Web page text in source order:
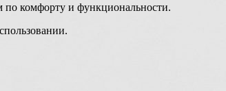
по комфорту и функциональности.